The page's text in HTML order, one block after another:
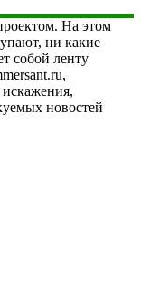
На этом
ни какие
собой ленту
новостей